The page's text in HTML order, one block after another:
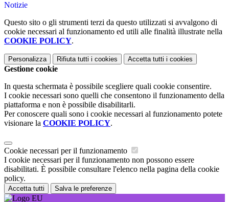
Notizie
Questo sito o gli strumenti terzi da questo utilizzati si avvalgono di
cookie necessari al funzionamento ed utili alle finalità illustrate nella
COOKIE POLICY.
Personalizza Rifiuta tutti i cookies Accetta tutti i cookies
Gestione cookie
In questa schermata è possibile scegliere quali cookie consentire.
I cookie necessari sono quelli che consentono il funzionamento della
piattaforma e non è possibile disabilitarli.
Per conoscere quali sono i cookie necessari al funzionamento potete
visionare la COOKIE POLICY.
Cookie necessari per il funzionamento
I cookie necessari per il funzionamento non possono essere
disabilitati. È possibile consultare l'elenco nella pagina della cookie
policy.
Accetta tutti Salva le preferenze